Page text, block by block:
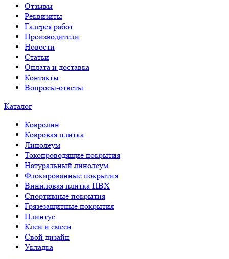
Отзывы
Реквизиты
Галерея работ
Производители
Новости
Статьи
Оплата и доставка
Контакты
Вопросы-ответы
Каталог
Ковролин
Ковровая плитка
Линолеум
Токопроводящие покрытия
Натуральный линолеум
Флокированные покрытия
Виниловая плитка ПВХ
Спортивные покрытия
Грязезащитные покрытия
Плинтус
Клеи и смеси
Свой дизайн
Укладка